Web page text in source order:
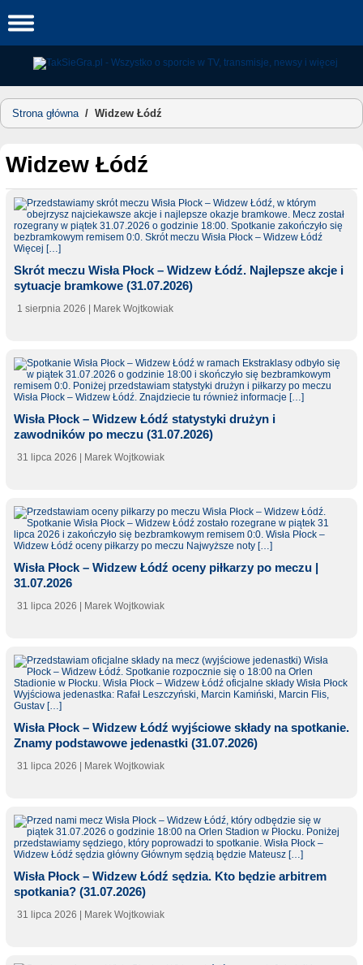
to
Strona główna/ Widzew Łódź
Widzew Łódź
Skrót meczu Wisła Płock – Widzew Łódź. Najlepsze akcje i
sytuacje bramkowe (31.07.2026)
1 sierpnia 2026 | Marek Wojtkowiak
Wisła Płock – Widzew Łódź statystyki drużyn i
zawodników po meczu (31.07.2026)
31 lipca 2026 | Marek Wojtkowiak
Wisła Płock – Widzew Łódź oceny piłkarzy po meczu |
31.07.2026
31 lipca 2026 | Marek Wojtkowiak
Wisła Płock – Widzew Łódź wyjściowe składy na spotkanie.
Znamy podstawowe jedenastki (31.07.2026)
31 lipca 2026 | Marek Wojtkowiak
Wisła Płock – Widzew Łódź sędzia. Kto będzie arbitrem
spotkania? (31.07.2026)
31 lipca 2026 | Marek Wojtkowiak